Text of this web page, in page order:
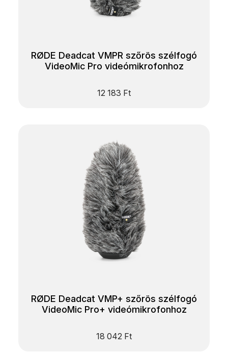
RØDE Deadcat VMPR szőrös szélfogó
VideoMic Pro videómikrofonhoz
12 183 Ft
RØDE Deadcat VMP+ szőrös szélfogó
VideoMic Pro+ videómikrofonhoz
18 042 Ft